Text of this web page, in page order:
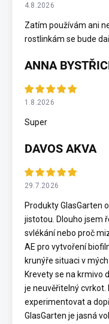
4.8.2026
Zatím používám ani
rostlinkám se bude
ANNA
1.8.2026
Super
DAVOS AKVA
29.7.2026
Produkty GlasGarten
jistotou. Dlouho jsem
svlékání nebo proč
AE pro vytvoření
krunýře situaci v
Krevety se na krmivo
je neuvěřitelný
experimentovat a
GlasGarten je jasná